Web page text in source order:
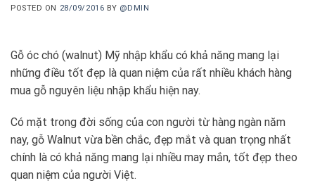
POSTED ON 28/09/2016 BY @DMIN
Gỗ óc chó (walnut) Mỹ nhập khẩu có khả năng mang lại
những điều tốt đẹp là quan niệm của rất nhiều khách hàng
mua gỗ nguyên liệu nhập khẩu hiện nay.
Có mặt trong đời sống của con người từ hàng ngàn năm
nay, gỗ Walnut vừa bền chắc, đẹp mắt và quan trọng nhất
chính là có khả năng mang lại nhiều may mắn, tốt đẹp theo
quan niệm của người Việt.